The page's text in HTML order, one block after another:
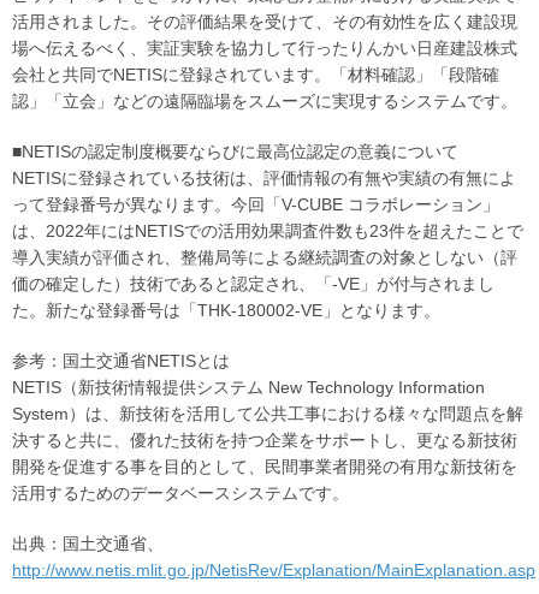
活用されました。その評価結果を受けて、その有効性を広く建設現
場へ伝えるべく、実証実験を協力して行ったりんかい日産建設株式
会社と共同でNETISに登録されています。「材料確認」「段階確
認」「立会」などの遠隔臨場をスムーズに実現するシステムです。
■NETISの認定制度概要ならびに最高位認定の意義について
NETISに登録されている技術は、評価情報の有無や実績の有無によ
って登録番号が異なります。今回「V-CUBE コラボレーション」
は、2022年にはNETISでの活用効果調査件数も23件を超えたことで
導入実績が評価され、整備局等による継続調査の対象としない（評
価の確定した）技術であると認定され、「-VE」が付与されまし
た。新たな登録番号は「THK-180002-VE」となります。
参考：国土交通省NETISとは
NETIS（新技術情報提供システム New Technology Information
System）は、新技術を活用して公共工事における様々な問題点を解
決すると共に、優れた技術を持つ企業をサポートし、更なる新技術
開発を促進する事を目的として、民間事業者開発の有用な新技術を
活用するためのデータベースシステムです。
出典：国土交通省、
http://www.netis.mlit.go.jp/NetisRev/Explanation/MainExplanation.asp